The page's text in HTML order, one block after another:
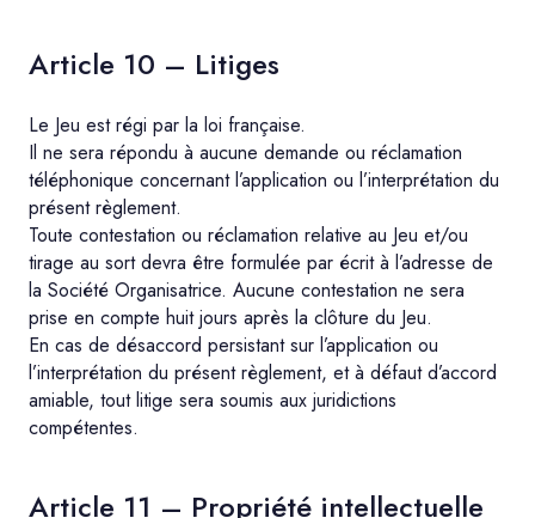
Article 10 – Litiges
Le Jeu est régi par la loi française.
Il ne sera répondu à aucune demande ou réclamation
téléphonique concernant l’application ou l’interprétation du
présent règlement.
Toute contestation ou réclamation relative au Jeu et/ou
tirage au sort devra être formulée par écrit à l’adresse de
la Société Organisatrice. Aucune contestation ne sera
prise en compte huit jours après la clôture du Jeu.
En cas de désaccord persistant sur l’application ou
l’interprétation du présent règlement, et à défaut d’accord
amiable, tout litige sera soumis aux juridictions
compétentes.
Article 11 – Propriété intellectuelle